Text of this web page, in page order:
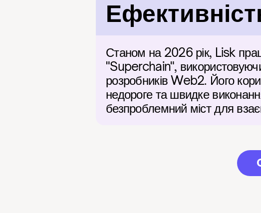
Станом на 2026 рік, Lisk
"Superchain",
розробників Web2. Його
недороге та швидке
безпроблемний міст для